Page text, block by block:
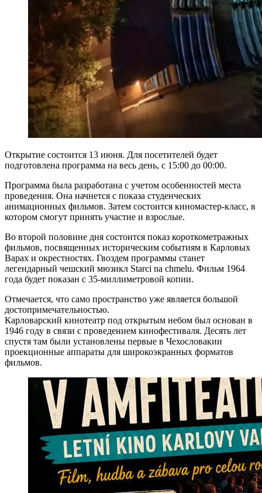
Открытие состоится 13 июня. Для посетителей будет
подготовлена программа на весь день, с 15:00 до 00:00.
Программа была разработана с учетом особенностей места
проведения. Она начнется с показа студенческих
анимационных фильмов. Затем состоится киномастер-класс, в
котором смогут принять участие и взрослые.
Во второй половине дня состоится показ короткометражных
фильмов, посвященных историческим событиям в Карловых
Варах и окрестностях. Гвоздем программы станет
легендарный чешский мюзикл Starci na chmelu. Фильм 1964
года будет показан с 35-миллиметровой копии.
Отмечается, что само пространство уже является большой
достопримечательностью.
Карловарский кинотеатр под открытым небом был основан в
1946 году в связи с проведением кинофестиваля. Десять лет
спустя там были установлены первые в Чехословакии
проекционные аппараты для широкоэкранных форматов
фильмов.